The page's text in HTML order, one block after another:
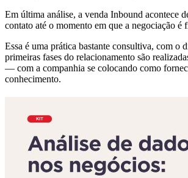
Em última análise, a venda Inbound acontece
contato até o momento em que a negociação é
Essa é uma prática bastante consultiva, com o
primeiras fases do relacionamento são
— com a companhia se colocando como
conhecimento.